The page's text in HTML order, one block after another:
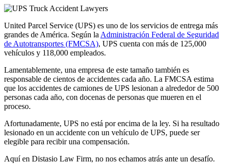
United Parcel Service (UPS) es uno de los servicios de entrega más
grandes de América. Según la Administración Federal de Seguridad
de Autotransportes (FMCSA), UPS cuenta con más de 125,000
vehículos y 118,000 empleados.
Lamentablemente, una empresa de este tamaño también es
responsable de cientos de accidentes cada año. La FMCSA estima
que los accidentes de camiones de UPS lesionan a alrededor de 500
personas cada año, con docenas de personas que mueren en el
proceso.
Afortunadamente, UPS no está por encima de la ley. Si ha resultado
lesionado en un accidente con un vehículo de UPS, puede ser
elegible para recibir una compensación.
Aquí en Distasio Law Firm, no nos echamos atrás ante un desafío.